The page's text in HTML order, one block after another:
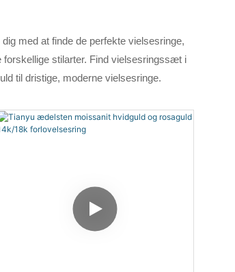
med at finde de perfekte vielsesringe,
stilarter. Find vielsesringssæt i
til dristige, moderne vielsesringe.